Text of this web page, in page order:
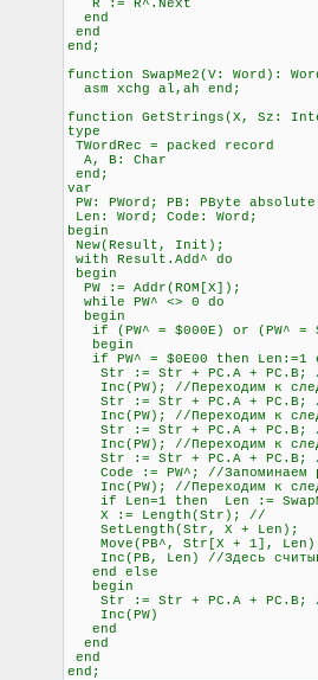
R := R^.Next
end
end
end;
function SwapMe2(V: Word):
asm xchg al,ah end;
function GetStrings(X, Sz:
type
TWordRec = packed record
A, B: Char
end;
var
PW: PWord; PB: PByte
Len: Word; Code: Word;
begin
New(Result, Init);
with Result.Add^ do
begin
PW := Addr(ROM[X]);
while PW^ <> 0 do
begin
if (PW^ = $000E) or (PW^ =
begin
if PW^ = $0E00 then Len:=1
Str := Str + PC.A + PC.B; //
Inc(PW); //Переходим к
Str := Str + PC.A + PC.B; //
Inc(PW); //Переходим к
Str := Str + PC.A + PC.B; //
Inc(PW); //Переходим к
Str := Str + PC.A + PC.B; //
Code := PW^; //Запоминаем
Inc(PW); //Переходим к
if Len=1 then Len :=
X := Length(Str); //
SetLength(Str, X +
Move(PB^, Str[X + 1],
Inc(PB, Len) //Здесь
end else
begin
Str := Str + PC.A + PC.B; //
Inc(PW)
end
end
end
end;